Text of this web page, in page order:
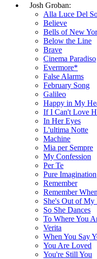
Josh Groban:
Alla Luce Del
Believe
Bells of New
Below the Line
Brave
Cinema Paradiso
Evermore*
False Alarms
February Song
Galileo
Happy in My
If I Can't Love
In Her Eyes
L'ultima Notte
Machine
Mia per Sempre
My Confession
Per Te
Pure Imagination
Remember
Remember
She's Out of
So She Dances
To Where You
Verita
When You Say
You Are Loved
You're Still You